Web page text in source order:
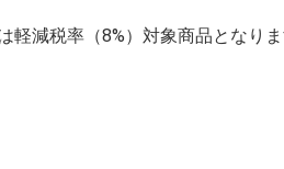
軽減税率（8%）対象商品となりま